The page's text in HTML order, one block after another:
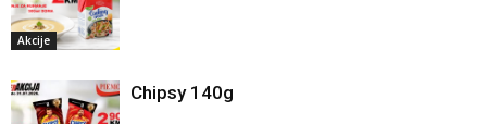
Akcije
Chipsy 140g